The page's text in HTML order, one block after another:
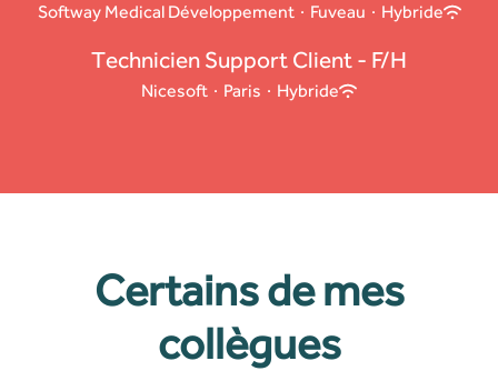
Softway Medical Développement · Fuveau · Hybride
Technicien Support Client - F/H
Nicesoft · Paris · Hybride
Certains de mes
collègues